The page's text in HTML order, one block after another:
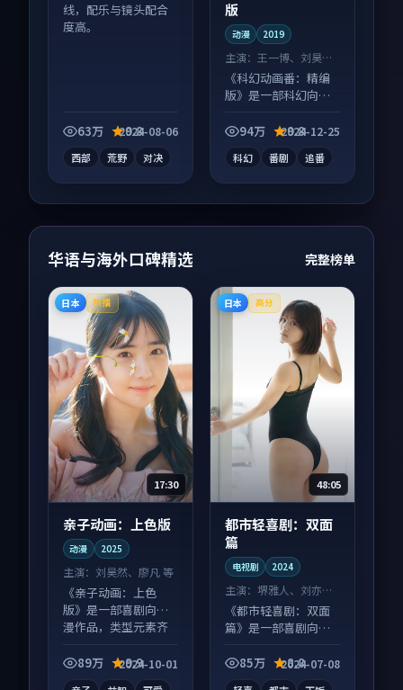
线，配乐与镜头配合
度高。
63万 9.8
2024-08-06
西部 荒野 对决
版
动漫 2019
主演： 王一博、刘昊然
等
《科幻动画番：精编
版》是一部科幻向动
酵，适合周末一口气
94万 9.8
2024-12-25
科幻 番剧 追番
华语与海外口碑精选 完整榜单
日本 热播
17:30
亲子动画：上色版
动漫 2025
主演： 刘昊然、廖凡 等
《亲子动画：上色
版》是一部喜剧向动
漫作品，类型元素齐
沓。89万 9.9
2024-10-01
日本 高分
48:05
都市轻喜剧：双面
篇
电视剧 2024
主演：堺雅人、刘亦菲
等
《都市轻喜剧：双面
篇》是一部喜剧向电
别错过，字幕区常有
85万 8.8
2024-07-08